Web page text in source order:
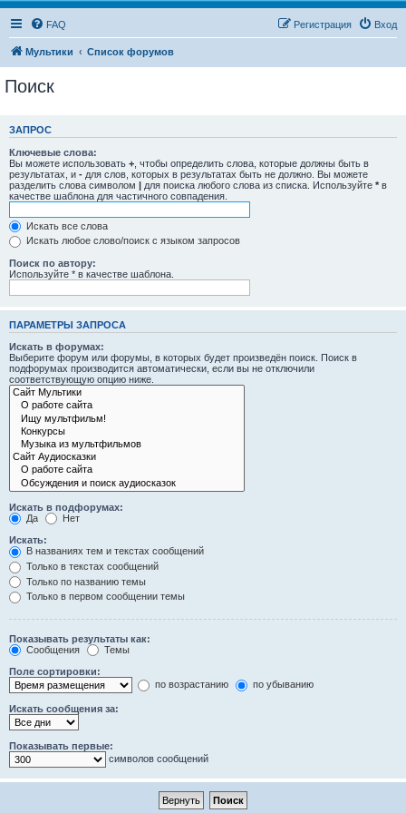
FAQ Вход
Регистрация
Мультики Список форумов
Поиск
ЗАПРОС
Ключевые слова:
Вы можете использовать + , чтобы определить слова, которые должны быть в
результатах, и - для слов, которых в результатах быть не должно. Вы можете
разделить слова символом | для поиска любого слова из списка. Используйте * в
качестве шаблона для частичного совпадения.
Искать все слова
Искать любое слово/поиск с языком запросов
Поиск по автору:
Используйте * в качестве шаблона.
ПАРАМЕТРЫ ЗАПРОСА
Искать в форумах:
Выберите форум или форумы, в которых будет произведён поиск. Поиск в
подфорумах производится автоматически, если вы не отключили
соответствующую опцию ниже.
Искать в подфорумах:
Да
Нет
Искать:
В названиях тем и текстах сообщений
Только в текстах сообщений
Только по названию темы
Только в первом сообщении темы
Показывать результаты как:
Сообщения
Темы
Поле сортировки:
по возрастанию
по убыванию
Искать сообщения за:
Показывать первые:
символов сообщений